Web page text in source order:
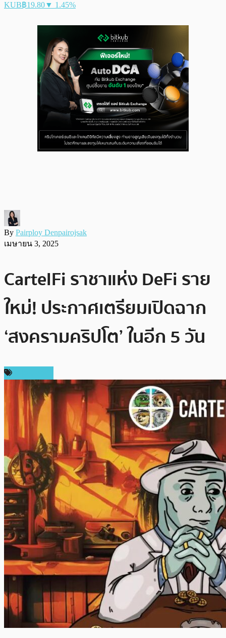
KUB฿19.80▼ 1.45%
By Pairploy Denpairojsak
เมษายน 3, 2025
CartelFi ราชาแห่ง DeFi ราย
ใหม่! ประกาศเตรียมเปิดฉาก
‘สงครามคริปโต’ ในอีก 5 วัน